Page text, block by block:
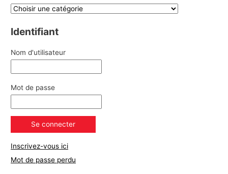
Identifiant
Nom d'utilisateur
Mot de passe
Inscrivez-vous ici
Mot de passe perdu